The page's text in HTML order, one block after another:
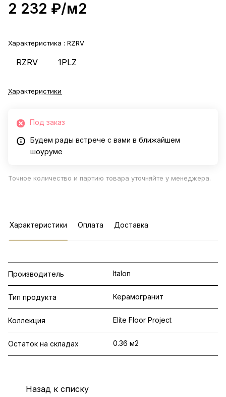
2 232 ₽/м2
Характеристика : RZRV
RZRV 1PLZ
Характеристики
Под заказ
Будем рады встрече с вами в ближайшем
шоуруме
Точное количество и партию товара уточняйте у менеджера.
Характеристики Оплата Доставка
Производитель Italon
Тип продукта Керамогранит
Коллекция Elite Floor Project
Остаток на складах 0.36 м2
Назад к списку